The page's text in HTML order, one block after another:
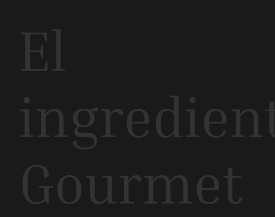
El
Gourmet